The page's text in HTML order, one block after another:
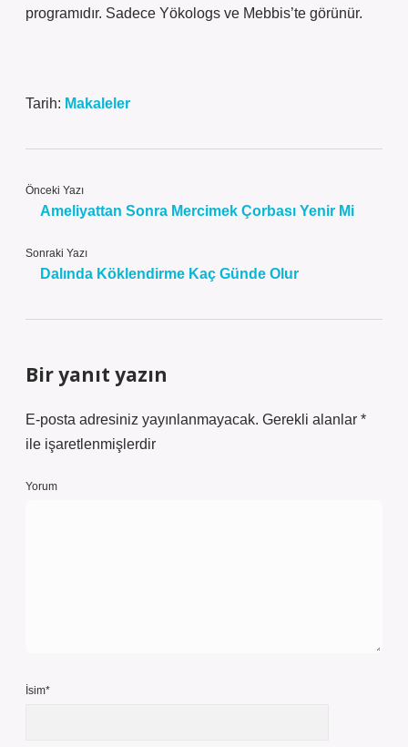
programıdır. Sadece Yökologs ve Mebbis’te görünür.
Tarih: Makaleler
Önceki Yazı
Ameliyattan Sonra Mercimek Çorbası Yenir Mi
Sonraki Yazı
Dalında Köklendirme Kaç Günde Olur
Bir yanıt yazın
E-posta adresiniz yayınlanmayacak. Gerekli alanlar *
ile işaretlenmişlerdir
Yorum
İsim*